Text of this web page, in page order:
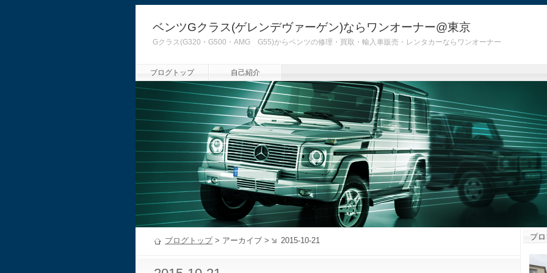
ベンツGクラス(ゲレンデヴァーゲン)ならワンオーナー@東京
Gクラス(G320・G500・AMG G55)からベンツの修理・買取・輸入車販売・レンタカーならワンオーナー
ブログトップ 自己紹介
ブログトップ> アーカイブ > 2015-10-21 プ